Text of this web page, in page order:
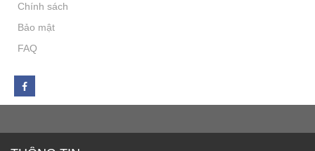
Chính sách
Bảo mật
FAQ